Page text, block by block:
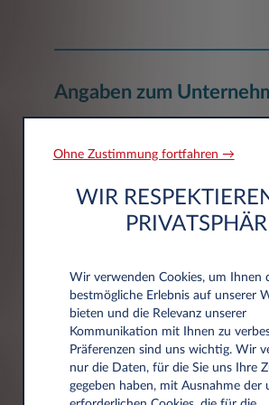
Angaben zum
Unternehmen*
Adressdaten
Postleitzahl*
Ohne Zustimmung fortfahren →
WIR
Wir verwenden Cookies, um Ihnen
bestmögliche Erlebnis auf unserer
bieten und die Relevanz unserer
Kommunikation mit Ihnen zu
Präferenzen sind uns wichtig. Wir
nur die Daten, für die Sie uns Ihre
gegeben haben, mit Ausnahme der